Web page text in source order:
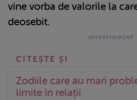
vine vorba de valorile la
deosebit.
Zodiile care au mari
limite în relații